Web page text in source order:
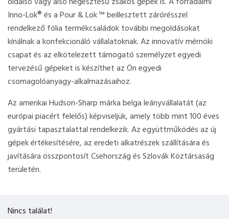
Inno-Lok® és a Pour & Lok ™ beillesztett zárórésszel
rendelkező fólia termékcsaládok további megoldásokat
kínálnak a konfekcionáló vállalatoknak. Az innovatív mérnöki
csapat és az elkötelezett támogató személyzet egyedi
tervezésű gépeket is készíthet az Ön egyedi
csomagolóanyagy-alkalmazásaihoz.
Az amerikai Hudson-Sharp márka belga leányvállalatát (az
európai piacért felelős) képviseljük, amely több mint 100 éves
gyártási tapasztalattal rendelkezik. Az együttműködés az új
gépek értékesítésére, az eredeti alkatrészek szállítására és
javítására összpontosít Csehország és Szlovák Köztársaság
területén.
Nincs találat!